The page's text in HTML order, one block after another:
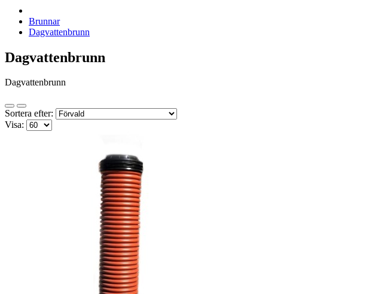
Brunnar
Dagvattenbrunn
Dagvattenbrunn
Dagvattenbrunn
Sortera efter:
Visa: